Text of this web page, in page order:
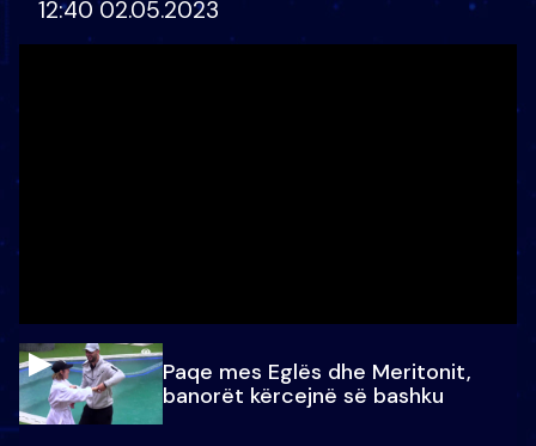
12:40 02.05.2023
Paqe mes Eglës dhe Meritonit,
banorët kërcejnë së bashku